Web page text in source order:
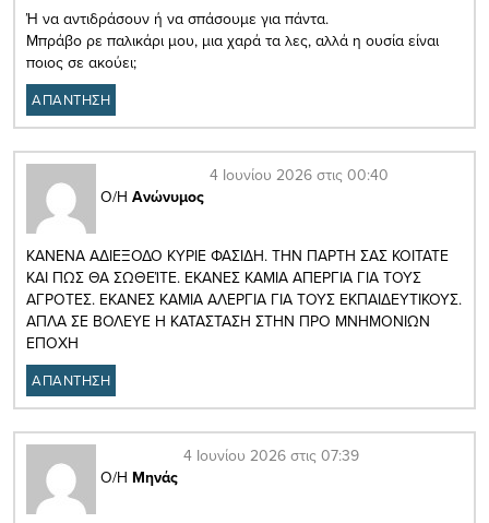
Ή να αντιδράσουν ή να σπάσουμε για πάντα.
Μπράβο ρε παλικάρι μου, μια χαρά τα λες, αλλά η ουσία είναι
ποιος σε ακούει;
ΑΠΑΝΤΗΣΗ
Ο/Η Ανώνυμος
4 Ιουνίου 2026 στις 00:40
ΚΑΝΕΝΑ ΑΔΙΕΞΟΔΟ ΚΥΡΙΕ ΦΑΣΙΔΗ. ΤΗΝ ΠΑΡΤΗ ΣΑΣ ΚΟΙΤΑΤΕ
ΚΑΙ ΠΩΣ ΘΑ ΣΩΘΕΊΤΕ. ΕΚΑΝΕΣ ΚΑΜΙΑ ΑΠΕΡΓΙΑ ΓΙΑ ΤΟΥΣ
ΑΓΡΟΤΕΣ. ΕΚΑΝΕΣ ΚΑΜΙΑ ΑΛΕΡΓΙΑ ΓΙΑ ΤΟΥΣ ΕΚΠΑΙΔΕΥΤΙΚΟΥΣ.
ΑΠΛΑ ΣΕ ΒΟΛΕΥΕ Η ΚΑΤΑΣΤΑΣΗ ΣΤΗΝ ΠΡΟ ΜΝΗΜΟΝΙΩΝ
ΕΠΟΧΗ
ΑΠΑΝΤΗΣΗ
Ο/Η Μηνάς
4 Ιουνίου 2026 στις 07:39